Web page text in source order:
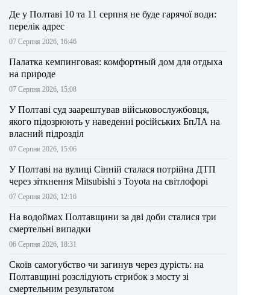
Де у Полтаві 10 та 11 серпня не буде гарячої води:
перелік адрес
07 Серпня 2026, 16:46
Палатка кемпинговая: комфортный дом для отдыха
на природе
07 Серпня 2026, 15:08
У Полтаві суд заарештував військовослужбовця,
якого підозрюють у наведенні російських БпЛА на
власний підрозділ
07 Серпня 2026, 15:06
У Полтаві на вулиці Сінній сталася потрійна ДТП
через зіткнення Mitsubishi з Toyota на світлофорі
07 Серпня 2026, 12:16
На водоймах Полтавщини за дві доби сталися три
смертельні випадки
06 Серпня 2026, 18:31
Скоїв самогубство чи загинув через дурість: на
Полтавщині розслідують стрибок з мосту зі
смертельним результатом